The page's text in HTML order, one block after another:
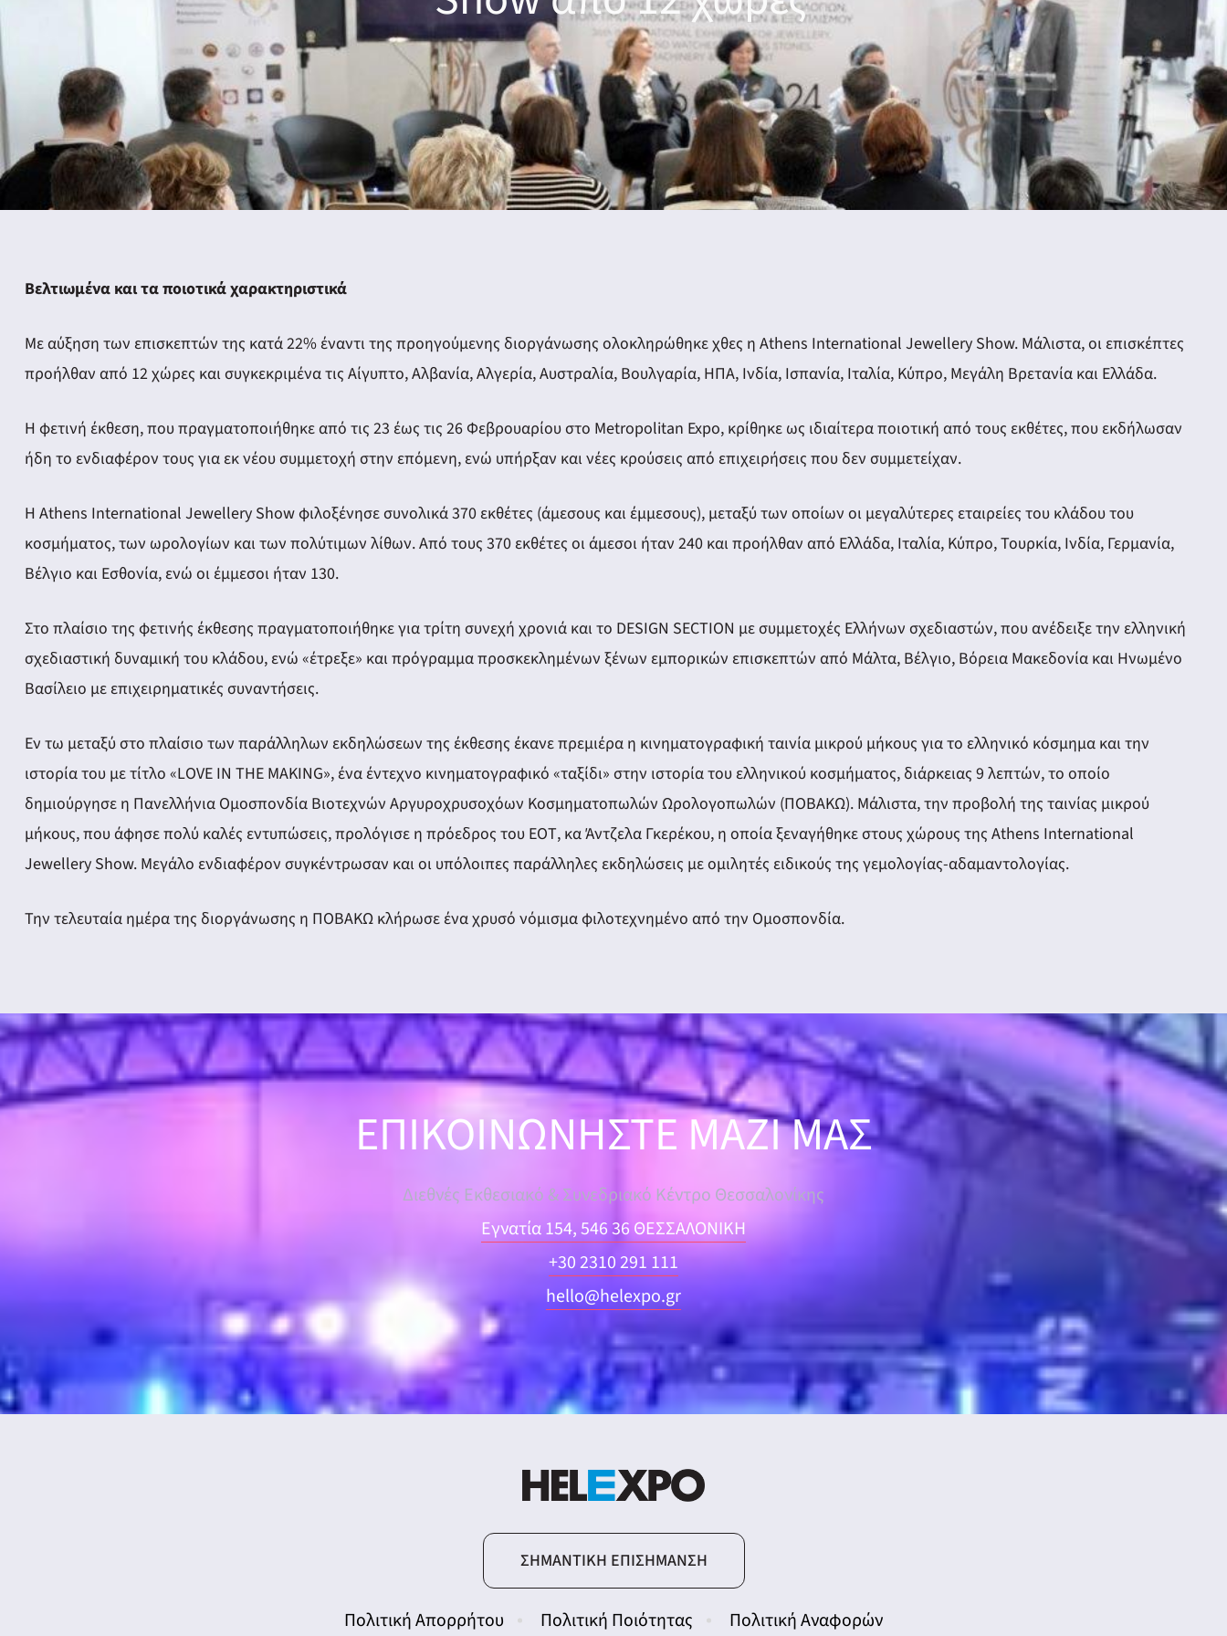
Βελτιωμένα και τα ποιοτικά χαρακτηριστικά
Με αύξηση των επισκεπτών της κατά 22% έναντι της προηγούμενης διοργάνωσης ολοκληρώθηκε χθες η Athens International Jewellery Show. Μάλιστα, οι επισκέπτες
προήλθαν από 12 χώρες και συγκεκριμένα τις Αίγυπτο, Αλβανία, Αλγερία, Αυστραλία, Βουλγαρία, ΗΠΑ, Ινδία, Ισπανία, Ιταλία, Κύπρο, Μεγάλη Βρετανία και Ελλάδα.
Η φετινή έκθεση, που πραγματοποιήθηκε από τις 23 έως τις 26 Φεβρουαρίου στο Metropolitan Expo, κρίθηκε ως ιδιαίτερα ποιοτική από τους εκθέτες, που εκδήλωσαν
ήδη το ενδιαφέρον τους για εκ νέου συμμετοχή στην επόμενη, ενώ υπήρξαν και νέες κρούσεις από επιχειρήσεις που δεν συμμετείχαν.
Η Athens International Jewellery Show φιλοξένησε συνολικά 370 εκθέτες (άμεσους και έμμεσους), μεταξύ των οποίων οι μεγαλύτερες εταιρείες του κλάδου του
κοσμήματος, των ωρολογίων και των πολύτιμων λίθων. Από τους 370 εκθέτες οι άμεσοι ήταν 240 και προήλθαν από Ελλάδα, Ιταλία, Κύπρο, Τουρκία, Ινδία, Γερμανία,
Βέλγιο και Εσθονία, ενώ οι έμμεσοι ήταν 130.
Στο πλαίσιο της φετινής έκθεσης πραγματοποιήθηκε για τρίτη συνεχή χρονιά και το DESIGN SECTION με συμμετοχές Ελλήνων σχεδιαστών, που ανέδειξε την ελληνική
σχεδιαστική δυναμική του κλάδου, ενώ «έτρεξε» και πρόγραμμα προσκεκλημένων ξένων εμπορικών επισκεπτών από Μάλτα, Βέλγιο, Βόρεια Μακεδονία και Ηνωμένο
Βασίλειο με επιχειρηματικές συναντήσεις.
Εν τω μεταξύ στο πλαίσιο των παράλληλων εκδηλώσεων της έκθεσης έκανε πρεμιέρα η κινηματογραφική ταινία μικρού μήκους για το ελληνικό κόσμημα και την
ιστορία του με τίτλο «LOVE IN THE MAKING», ένα έντεχνο κινηματογραφικό «ταξίδι» στην ιστορία του ελληνικού κοσμήματος, διάρκειας 9 λεπτών, το οποίο
δημιούργησε η Πανελλήνια Ομοσπονδία Βιοτεχνών Αργυροχρυσοχόων Κοσμηματοπωλών Ωρολογοπωλών (ΠΟΒΑΚΩ). Μάλιστα, την προβολή της ταινίας μικρού
μήκους, που άφησε πολύ καλές εντυπώσεις, προλόγισε η πρόεδρος του ΕΟΤ, κα Άντζελα Γκερέκου, η οποία ξεναγήθηκε στους χώρους της Athens International
Jewellery Show. Μεγάλο ενδιαφέρον συγκέντρωσαν και οι υπόλοιπες παράλληλες εκδηλώσεις με ομιλητές ειδικούς της γεμολογίας-αδαμαντολογίας.
Την τελευταία ημέρα της διοργάνωσης η ΠΟΒΑΚΩ κλήρωσε ένα χρυσό νόμισμα φιλοτεχνημένο από την Ομοσπονδία.
ΕΠΙΚΟΙΝΩΝΗΣΤΕ ΜΑΖΙ ΜΑΣ
Διεθνές Εκθεσιακό & Συνεδριακό Κέντρο Θεσσαλονίκης
Εγνατία 154, 546 36 ΘΕΣΣΑΛΟΝΙΚΗ
+30 2310 291 111
hello@helexpo.gr
ΣΗΜΑΝΤΙΚΉ ΕΠΙΣΉΜΑΝΣΗ
Πολιτική Απορρήτου Πολιτική Ποιότητας Πολιτική Αναφορών